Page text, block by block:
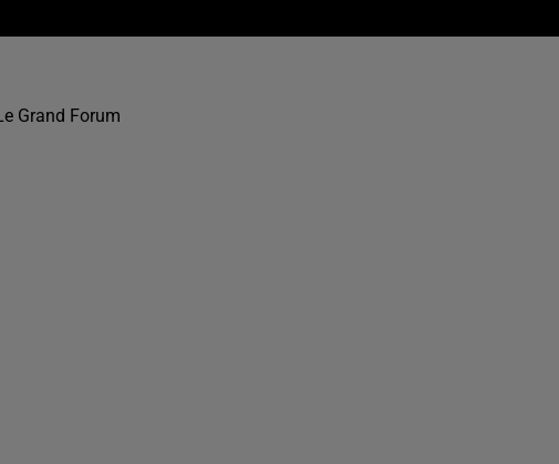
Grand Forum